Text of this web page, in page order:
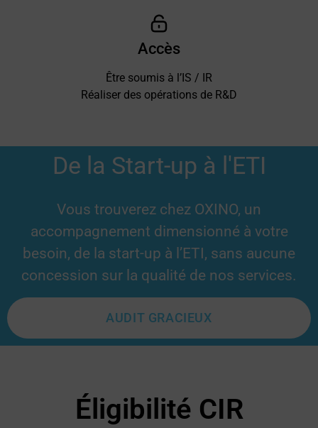
Accès
Être soumis à l’IS / IR
Réaliser des opérations de R&D
De la Start-up à l'ETI
Vous trouverez chez OXINO, un
accompagnement dimensionné à votre
besoin, de la start-up à l’ETI, sans aucune
concession sur la qualité de nos services.
AUDIT GRACIEUX
Éligibilité CIR